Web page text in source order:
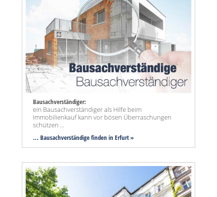
Bausachverständiger:
ein Bausachverständiger als Hilfe beim
Immobilienkauf kann vor bösen Überraschungen
schützen ...
... Bausachverständige finden in Erfurt »